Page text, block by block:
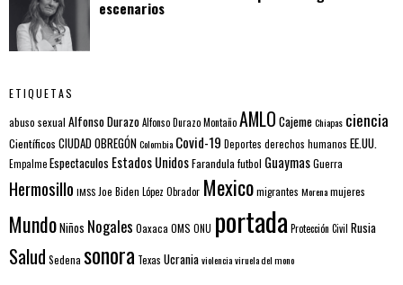
escenarios
ETIQUETAS
abuso sexual Alfonso DurazoAlfonso Durazo MontañoAMLO CajemeChiapas ciencia
Científicos CIUDAD OBREGÓNColombia Covid-19 Deportes derechos humanos EE.UU.
EmpalmeEspectaculos Estados UnidosFarandulafutbol GuaymasGuerra
Hermosillo IMSS Joe Biden López Obrador Mexicomigrantes Morenamujeres
MundoNiños Nogales Oaxaca OMS ONU portada Protección Civil Rusia
Salud Sedena sonora Texas Ucraniaviolenciaviruela del mono